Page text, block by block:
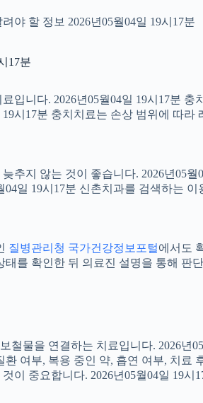
야 할 정보 2026년05월04일 19시17분
17분
입니다. 2026년05월04일 19시17분
시17분 충치치료는 손상 범위에 따
추지 않는 것이 좋습니다. 2026년05
일 19시17분 신촌치과를 검색하는
질병관리청 국가건강정보포털에서도
를 확인한 뒤 의료진 설명을 통해 판
물을 연결하는 치료입니다. 2026
여부, 복용 중인 약, 흡연 여부, 치
이 중요합니다. 2026년05월04일 19시